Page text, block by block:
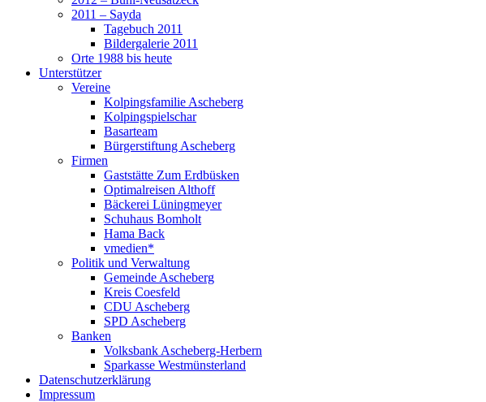
2011 – Sayda
Tagebuch 2011
Bildergalerie 2011
Orte 1988 bis heute
Unterstützer
Vereine
Kolpingsfamilie Ascheberg
Kolpingspielschar
Basarteam
Bürgerstiftung Ascheberg
Firmen
Gaststätte Zum Erdbüsken
Optimalreisen Althoff
Bäckerei Lüningmeyer
Schuhaus Bomholt
Hama Back
vmedien*
Politik und Verwaltung
Gemeinde Ascheberg
Kreis Coesfeld
CDU Ascheberg
SPD Ascheberg
Banken
Volksbank Ascheberg-Herbern
Sparkasse Westmünsterland
Datenschutzerklärung
Impressum